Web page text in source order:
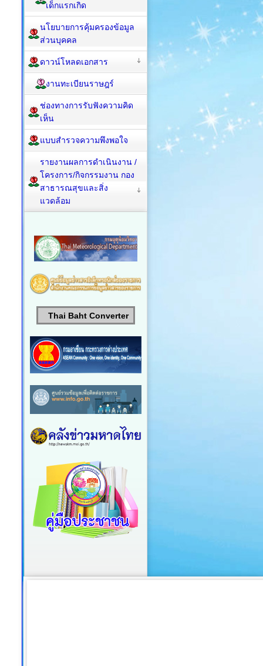
เด็กแรกเกิด
นโยบายการคุ้มครองข้อมูล
ส่วนบุคคล
ดาวน์โหลดเอกสาร
งานทะเบียนราษฎร์
ช่องทางการรับฟังความคิด
เห็น
แบบสำรวจความพึงพอใจ
รายงานผลการดำเนินงาน /
โครงการ/กิจกรรมงาน กอง
สาธารณสุขและสิ่ง
แวดล้อม
Thai Baht Converter